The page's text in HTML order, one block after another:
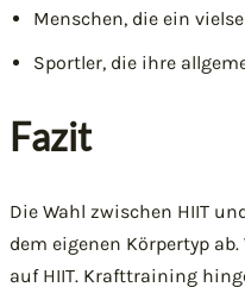
Menschen, die ein
Sportler, die ihre
Fazit
Die Wahl zwischen HIIT
dem eigenen Körpertyp
auf HIIT. Krafttraining